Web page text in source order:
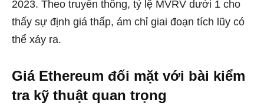
2023. Theo truyền thống, tỷ lệ MVRV dưới 1 cho
thấy sự định giá thấp, ám chỉ giai đoạn tích lũy có
thể xảy ra.
Giá Ethereum đối mặt với bài kiểm
tra kỹ thuật quan trọng